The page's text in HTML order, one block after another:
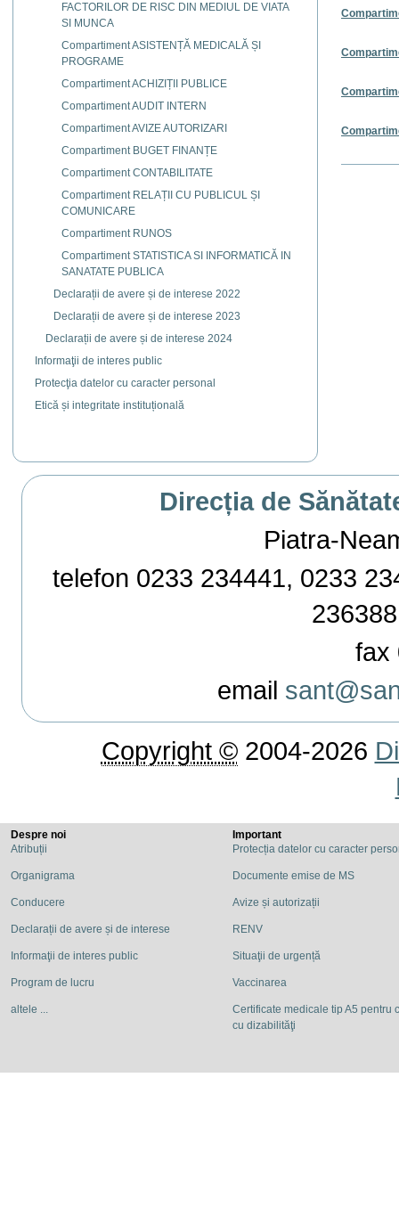
FACTORILOR DE RISC DIN MEDIUL DE VIATA
SI MUNCA
Compartiment ASISTENȚĂ MEDICALĂ ȘI
PROGRAME
Compartiment ACHIZIȚII PUBLICE
Compartiment AUDIT INTERN
Compartiment AVIZE AUTORIZARI
Compartiment BUGET FINANȚE
Compartiment CONTABILITATE
Compartiment RELAȚII CU PUBLICUL ȘI
COMUNICARE
Compartiment RUNOS
Compartiment STATISTICA SI INFORMATICĂ IN
SANATATE PUBLICA
Declarații de avere și de interese 2022
Declarații de avere și de interese 2023
Declarații de avere și de interese 2024
Informaţii de interes public
Protecţia datelor cu caracter personal
Etică și integritate instituțională
Direcția de
Piatra-
telefon 0233 234441, 0233
fax
email
Copyright ©2004-2026
Despre noi
Atribuții
Organigrama
Conducere
Declarații de avere și de interese
Informaţii de interes public
Program de lucru
altele ...
Important
Protecția datelor cu caracter
Documente emise de MS
Avize și autorizații
RENV
Situaţii de urgență
Vaccinarea
Certificate medicale tip A5 pentru
cu dizabilităţi